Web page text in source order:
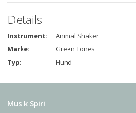
Details
Instrument:
Animal Shaker
Marke:
Green Tones
Typ:
Hund
Musik Spiri